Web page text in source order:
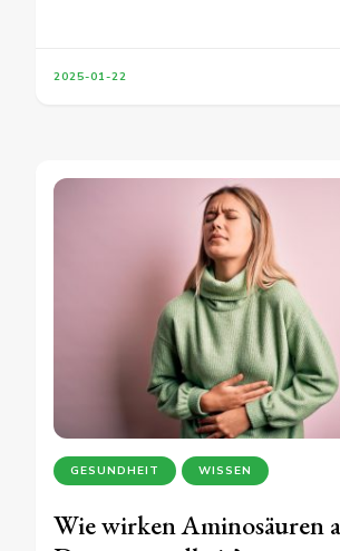
2025-01-22
GESUNDHEIT WISSEN
Wie wirken Aminosäuren